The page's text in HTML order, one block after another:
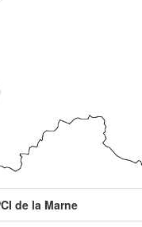
de la Marne